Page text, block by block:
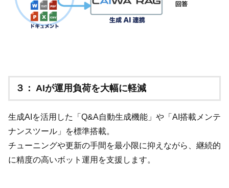
３： AIが運用負荷を大幅に軽減
生成AIを活用した「Q&A自動生成機能」や「AI搭載メンテ
ナンスツール」を標準搭載。
チューニングや更新の手間を最小限に抑えながら、継続的
に精度の高いボット運用を支援します。